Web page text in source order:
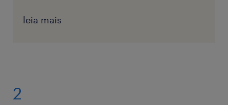
leia mais
2